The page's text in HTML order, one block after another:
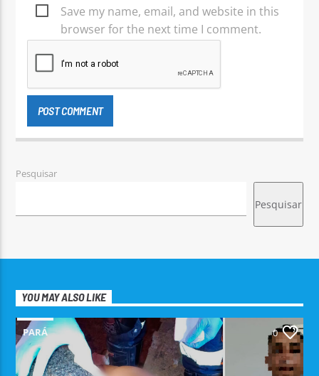
Save my name, email, and website in this
browser for the next time I comment.
Pesquisar
Pesquisar
YOU MAY ALSO LIKE
PARÁ 0